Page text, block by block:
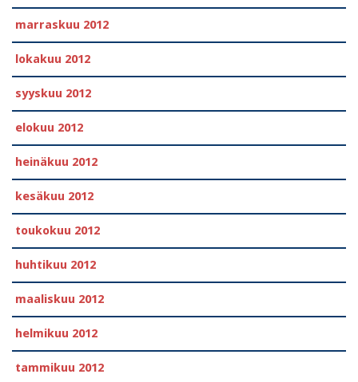
marraskuu 2012
lokakuu 2012
syyskuu 2012
elokuu 2012
heinäkuu 2012
kesäkuu 2012
toukokuu 2012
huhtikuu 2012
maaliskuu 2012
helmikuu 2012
tammikuu 2012